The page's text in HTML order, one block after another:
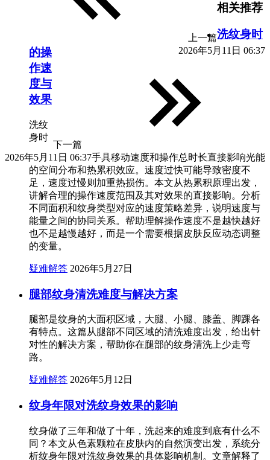
上一篇
2026年5月11日 06:37
下一篇
2026年5月11日 06:37
相关推荐
洗纹身时
的操
作速
度与
效果
洗纹
身时
手具移动速度和操作总时长直接影响光能
的空间分布和热累积效应。速度过快可能导致密度不
足，速度过慢则加重热损伤。本文从热累积原理出发，
讲解合理的操作速度范围及其对效果的直接影响。分析
不同面积和纹身类型对应的速度策略差异，说明速度与
能量之间的协同关系。帮助理解操作速度不是越快越好
也不是越慢越好，而是一个需要根据皮肤反应动态调整
的变量。
疑难解答 2026年5月27日
腿部纹身清洗难度与解决方案
腿部是纹身的大面积区域，大腿、小腿、膝盖、脚踝各
有特点。这篇从腿部不同区域的清洗难度出发，给出针
对性的解决方案，帮助你在腿部的纹身清洗上少走弯
路。
疑难解答 2026年5月12日
纹身年限对洗纹身效果的影响
纹身做了三年和做了十年，洗起来的难度到底有什么不
同？本文从色素颗粒在皮肤内的自然演变出发，系统分
析纹身年限对洗纹身效果的具体影响机制。文章解释了